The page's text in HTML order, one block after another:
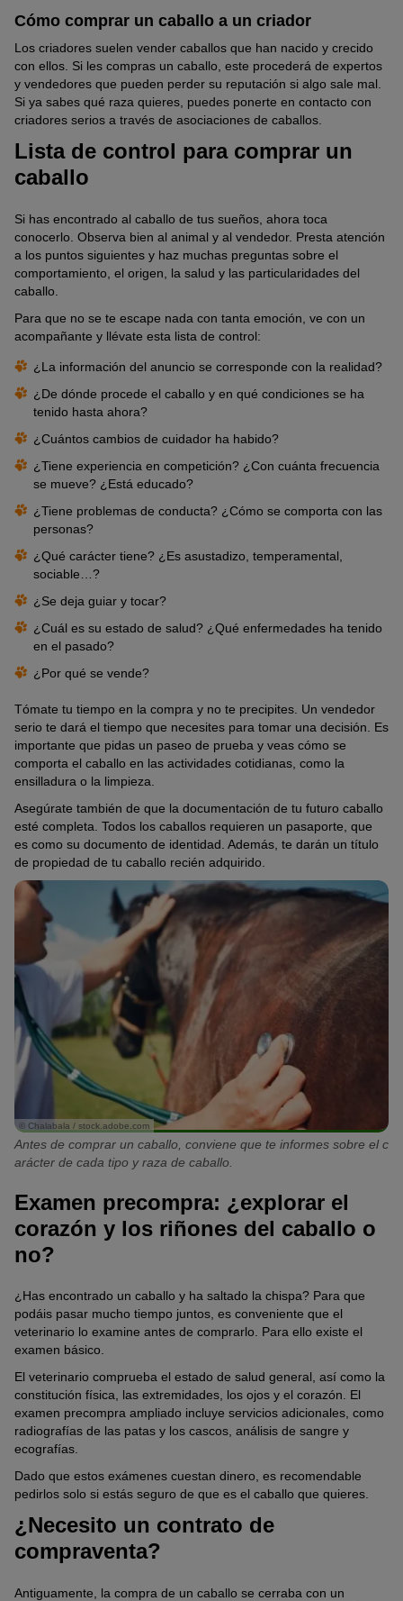
Cómo comprar un caballo a un criador
Los criadores suelen vender caballos que han nacido y crecido
con ellos. Si les compras un caballo, este procederá de expertos
y vendedores que pueden perder su reputación si algo sale mal.
Si ya sabes qué raza quieres, puedes ponerte en contacto con
criadores serios a través de asociaciones de caballos.
Lista de control para comprar un
caballo
Si has encontrado al caballo de tus sueños, ahora toca
conocerlo. Observa bien al animal y al vendedor. Presta atención
a los puntos siguientes y haz muchas preguntas sobre el
comportamiento, el origen, la salud y las particularidades del
caballo.
Para que no se te escape nada con tanta emoción, ve con un
acompañante y llévate esta lista de control:
¿La información del anuncio se corresponde con la realidad?
¿De dónde procede el caballo y en qué condiciones se ha
tenido hasta ahora?
¿Cuántos cambios de cuidador ha habido?
¿Tiene experiencia en competición? ¿Con cuánta frecuencia
se mueve? ¿Está educado?
¿Tiene problemas de conducta? ¿Cómo se comporta con las
personas?
¿Qué carácter tiene? ¿Es asustadizo, temperamental,
sociable…?
¿Se deja guiar y tocar?
¿Cuál es su estado de salud? ¿Qué enfermedades ha tenido
en el pasado?
¿Por qué se vende?
Tómate tu tiempo en la compra y no te precipites. Un vendedor
serio te dará el tiempo que necesites para tomar una decisión. Es
importante que pidas un paseo de prueba y veas cómo se
comporta el caballo en las actividades cotidianas, como la
ensilladura o la limpieza.
Asegúrate también de que la documentación de tu futuro caballo
esté completa. Todos los caballos requieren un pasaporte, que
es como su documento de identidad. Además, te darán un título
de propiedad de tu caballo recién adquirido.
© Chalabala / stock.adobe.com
Antes de comprar un caballo, conviene que te informes sobre el c
arácter de cada tipo y raza de caballo.
Examen precompra: ¿explorar el
corazón y los riñones del caballo o
no?
¿Has encontrado un caballo y ha saltado la chispa? Para que
podáis pasar mucho tiempo juntos, es conveniente que el
veterinario lo examine antes de comprarlo. Para ello existe el
examen básico.
El veterinario comprueba el estado de salud general, así como la
constitución física, las extremidades, los ojos y el corazón. El
examen precompra ampliado incluye servicios adicionales, como
radiografías de las patas y los cascos, análisis de sangre y
ecografías.
Dado que estos exámenes cuestan dinero, es recomendable
pedirlos solo si estás seguro de que es el caballo que quieres.
¿Necesito un contrato de
compraventa?
Antiguamente, la compra de un caballo se cerraba con un